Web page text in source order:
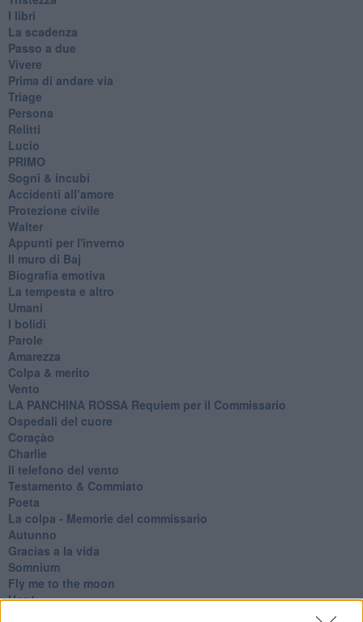
I libri
La scadenza
Passo a due
Vivere
Prima di andare via
Triage
Persona
Relitti
Lucio
PRIMO
Sogni & incubi
Accidenti all’amore
Protezione civile
Walter
Appunti per l'inverno
Il muro di Baj
Biografia emotiva
La tempesta e altro
Umani
I bolidi
Parole
Amarezza
Colpa & merito
Vento
​LA PANCHINA ROSSA Requiem per il Commissario
Ospedali del cuore
Coraçào
Charlie
Il telefono del vento
Testamento & Commiato
Poeta
​La colpa - Memorie del commissario
Autunno
Gracias a la vida
Somnium
Fly me to the moon
Hop!